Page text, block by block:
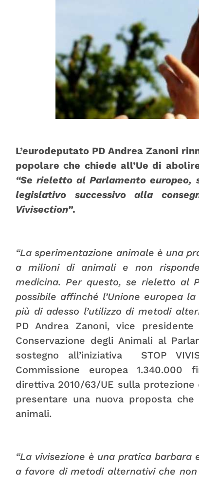
L’eurodeputato PD Andrea Zanoni
popolare che chiede all’Ue di
“Se rieletto al Parlamento europeo,
legislativo successivo alla
Vivisection”.
“La sperimentazione animale è una
a milioni di animali e non
medicina. Per questo, se rieletto al
possibile affinché l’Unione europea
più di adesso l’utilizzo di metodi
PD Andrea Zanoni, vice
Conservazione degli Animali al
sostegno all’iniziativa STOP
Commissione europea 1.340.000
direttiva 2010/63/UE sulla
presentare una nuova proposta
animali.
“La vivisezione è una pratica
a favore di metodi alternativi che non